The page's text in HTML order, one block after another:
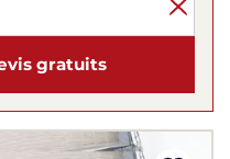
gratuits